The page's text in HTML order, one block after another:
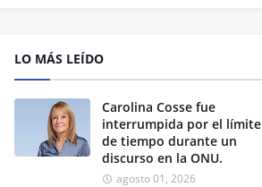
LO MÁS LEÍDO
Carolina Cosse fue
interrumpida por el límite
de tiempo durante un
discurso en la ONU.
agosto 01, 2026